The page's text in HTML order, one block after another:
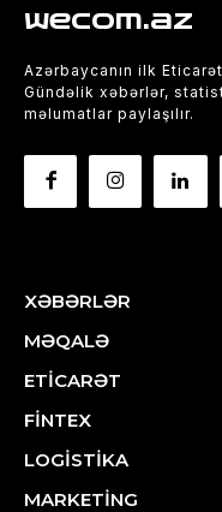
wecom.az
Azərbaycanın ilk
Gündəlik xəbərlər,
məlumatlar paylaşılır.
XƏBƏRLƏR
MƏQALƏ
ETİCARƏT
FİNTEX
LOGİSTİKA
MARKETİNG